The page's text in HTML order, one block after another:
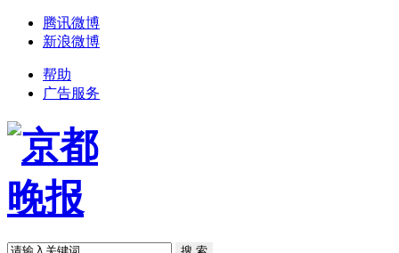
腾讯微博
新浪微博
帮助
广告服务